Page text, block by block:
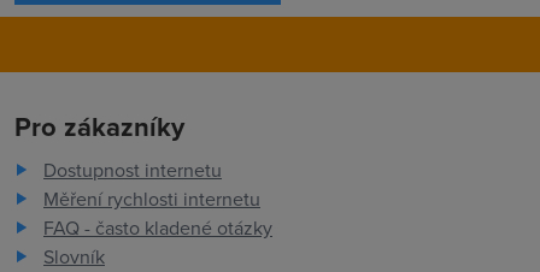
Pro zákazníky
Dostupnost internetu
Měření rychlosti internetu
FAQ - často kladené otázky
Slovník